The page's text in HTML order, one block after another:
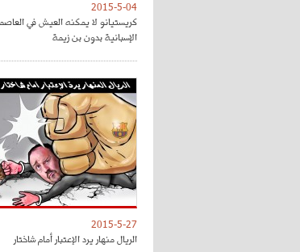
2015-5-04
كريستيانو لا يمكنه العيش في
الإسبانية بدون بن زيمة
2015-5-27
الريال منهار يرد الإعتبار أمام شاختار